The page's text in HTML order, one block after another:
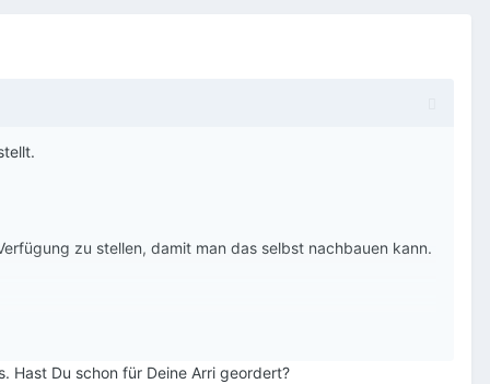
zu stellen, damit man das selbst nachbauen kann.
Hast Du schon für Deine Arri geordert?